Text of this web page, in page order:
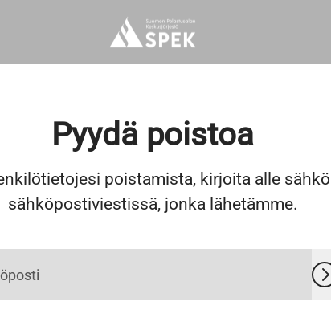
Pyydä poistoa
poistamista, kirjoita alle
sähköpostiviestissä, jonka lähetämme.